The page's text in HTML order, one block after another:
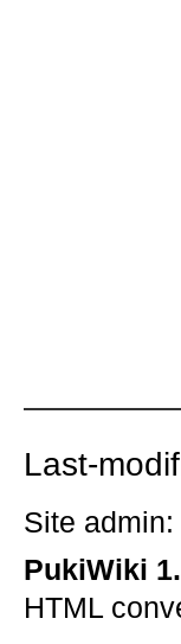
Last-
Site admin:
PukiWiki
HTML